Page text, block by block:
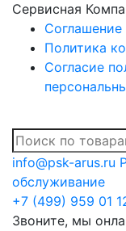
Сервисная
Соглашение
Политика
Согласие
info@psk-arus.ru
обслуживание
+7 (499) 959 01
Звоните, мы